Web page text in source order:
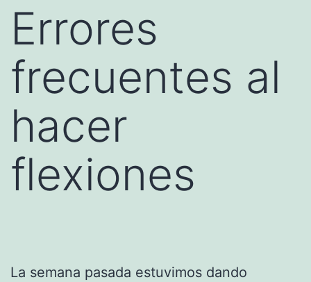
Errores
frecuentes al
hacer
flexiones
La semana pasada estuvimos dando